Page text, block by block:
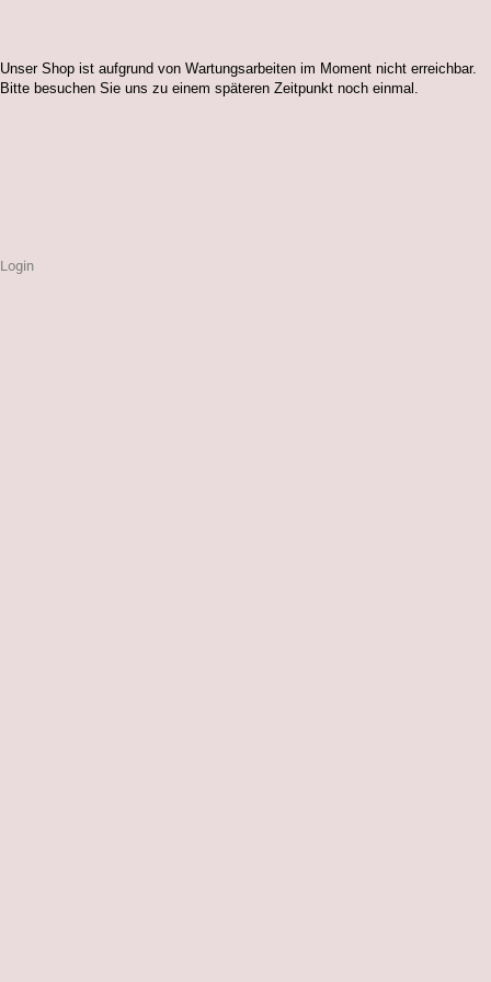
Unser Shop ist aufgrund von Wartungsarbeiten im Moment nicht erreichbar.
Bitte besuchen Sie uns zu einem späteren Zeitpunkt noch einmal.
Login